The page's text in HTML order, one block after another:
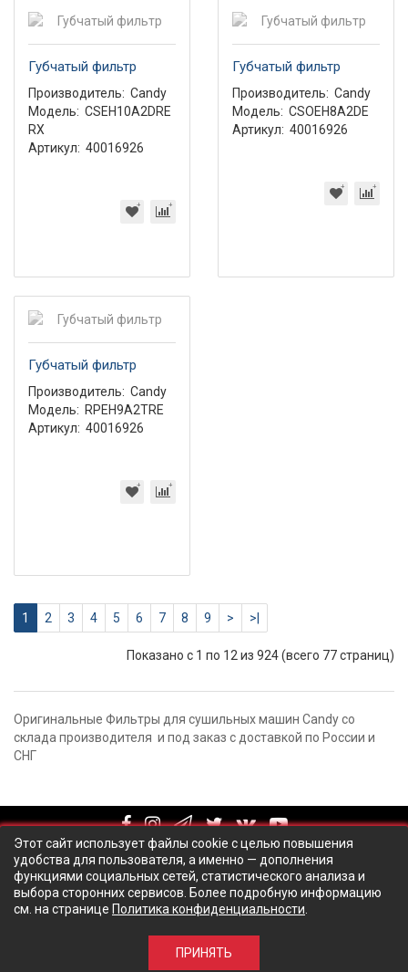
Губчатый фильтр
Производитель: Candy
Модель: CSEH10A2DRE
RX
Артикул: 40016926
Губчатый фильтр
Производитель: Candy
Модель: CSOEH8A2DE
Артикул: 40016926
Губчатый фильтр
Производитель: Candy
Модель: RPEH9A2TRE
Артикул: 40016926
1 2 3 4 5 6 7 8 9 > >|
Показано с 1 по 12 из 924 (всего 77 страниц)
Оригинальные Фильтры для сушильных машин Candy со
склада производителя и под заказ с доставкой по России и
СНГ
Этот сайт использует файлы cookie с целью повышения
удобства для пользователя, а именно — дополнения
функциями социальных сетей, статистического анализа и
выбора сторонних сервисов. Более подробную информацию
см. на странице Политика конфиденциальности
ПРИНЯТЬ